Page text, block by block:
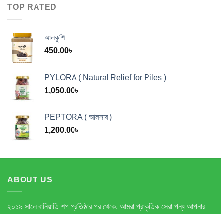
TOP RATED
আলকুশি
450.00৳
PYLORA ( Natural Relief for Piles )
1,050.00৳
PEPTORA ( আলসার )
1,200.00৳
ABOUT US
২০১৯ সালে বানিয়াতি শপ প্রতিষ্ঠার পর থেকে, আমরা প্রাকৃতিক সেরা পন্য আপনার